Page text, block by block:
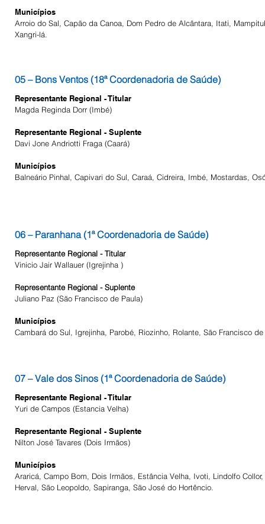
Municípios
Arroio do Sal, Capão da Canoa, Dom Pedro de Alcântara, Itati,
Xangri-lá.
05 – Bons Ventos (18ª Coordenadoria de Saúde)
Representante Regional - Titular
Magda Reginda Dorr (Imbé)
Representante Regional - Suplente
Da​vi Jone Andriotti Fraga (Caará)
Municípios
Balneário Pinhal, Capivari do Sul, Caraá, Cidreira, Imbé, Mostardas,
06 – Paranhana (1ª Coordenadoria de Saúde)
Representante Regional - Titular
Vinicio Jair Wallauer (Igrejinha )
Representante Regional - Suplente
Juliano Paz (São Francisco de Paula)
Municípios
Cambará do Sul, Igrejinha, Parobé, Riozinho, Rolante, São Francisco de
07 – Vale dos Sinos (1ª Coordenadoria de Saúde)
Representante Regional - Titular
Yuri de Campos (Estancia Velha)
Representante Regional - Suplente
Nilton José Tavares (Dois Irmãos)
Municípios
Araricá, Campo Bom, Dois Irmãos, Estância Velha, Ivoti, Lindolfo
Herval, São Leopoldo, Sapiranga, São José do Hortêncio.